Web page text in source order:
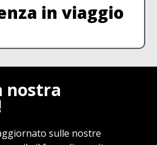
in viaggio
nostra
sulle nostre